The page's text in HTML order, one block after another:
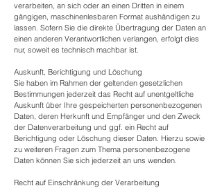
verarbeiten, an sich oder an einen Dritten in einem
gängigen, maschinenlesbaren Format aushändigen zu
lassen. Sofern Sie die direkte Übertragung der Daten an
einen anderen Verantwortlichen verlangen, erfolgt dies
nur, soweit es technisch machbar ist.
Auskunft, Berichtigung und Löschung
Sie haben im Rahmen der geltenden gesetzlichen
Bestimmungen jederzeit das Recht auf unentgeltliche
Auskunft über Ihre gespeicherten personenbezogenen
Daten, deren Herkunft und Empfänger und den Zweck
der Datenverarbeitung und ggf. ein Recht auf
Berichtigung oder Löschung dieser Daten. Hierzu sowie
zu weiteren Fragen zum Thema personenbezogene
Daten können Sie sich jederzeit an uns wenden.
Recht auf Einschränkung der Verarbeitung